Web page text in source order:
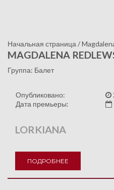
Начальная страница /
MAGDALENA
Группа: Балет
Опубликовано:
Дата премьеры:
LORKIANA
ПОДРОБНЕЕ